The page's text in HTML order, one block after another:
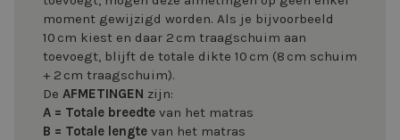
moment gewijzigd worden. Als je bijvoorbeeld
10 cm kiest en daar 2 cm traagschuim aan
toevoegt, blijft de totale dikte 10 cm (8 cm schuim
+ 2 cm traagschuim).
De AFMETINGEN zijn:
A = Totale breedte van het matras
B = Totale lengte van het matras